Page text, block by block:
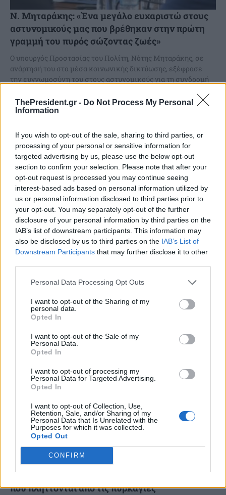
ThePresident.gr - Do Not Process My Personal
Information
If you wish to opt-out of the sale, sharing to third parties, or
processing of your personal or sensitive information for
targeted advertising by us, please use the below opt-out
section to confirm your selection. Please note that after your
opt-out request is processed you may continue seeing
interest-based ads based on personal information utilized by
us or personal information disclosed to third parties prior to
your opt-out. You may separately opt-out of the further
disclosure of your personal information by third parties on the
IAB’s list of downstream participants. This information may
also be disclosed by us to third parties on the IAB’s List of
Downstream Participants that may further disclose it to other
Personal Data Processing Opt Outs
I want to opt-out of the Sharing of my
personal data.
Opted In
I want to opt-out of the Sale of my
Personal Data.
Opted In
I want to opt-out of processing my
Personal Data for Targeted Advertising.
Opted In
I want to opt-out of Collection, Use,
Retention, Sale, and/or Sharing of my
Personal Data that Is Unrelated with the
Purposes for which it was collected.
Opted Out
CONFIRM
Ν. Μηταράκης: «Ένα μεγάλο ευχαριστώ στους
αστυνομικούς μας που βρέθηκαν στην πρώτη
γραμμή του πυρός σώζοντας ζωές»
Ο υπουργός Προστασίας του Πολίτη, Νότης Μηταράκης, σε
ανάρτησή του στα μέσα κοινωνικής δικτύωσης, εξέφρασε
την ευγνωμοσύνη του στους αστυνομικούς για τη συνδρομή
Στην Ισπανία ο Ν. Μηταράκης για το άτυπο
Συμβούλιο Εσωτερικών Υποθέσεων της ΕΕ
συμμετέχει σήμερα στις εργασίες του άτυπου Συμβουλίου
πραγματοποιείται στο Λαγκόρνο...
Ν.Μηταράκης: Η ΕΛ.ΑΣ. επιχειρεί με
αυταπάρνηση και αυτοθυσία στις περιοχές
που πλήττονται από τις πυρκαγιές